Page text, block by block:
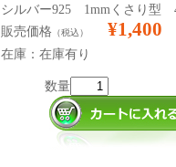
シルバー925 1mmくさり型
販売価格 （税込） ¥1,400
在庫：在庫有り
数量